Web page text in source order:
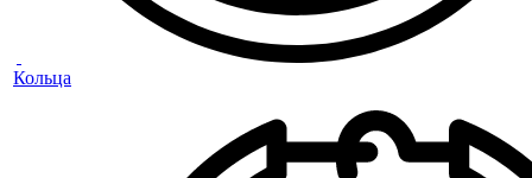
Кольца